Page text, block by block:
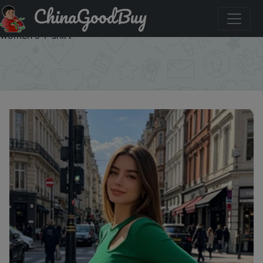
Купить: Round neck ribbed T-shirt for women, 2026
hollowed out long sleeved crop top, solid color basic
women's T-shirt
ChinaGoodBuy